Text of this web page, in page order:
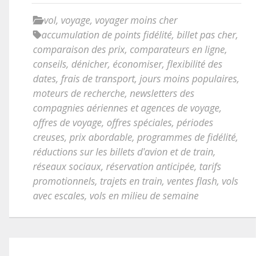
vol, voyage, voyager moins cher
accumulation de points fidélité, billet pas cher,
comparaison des prix, comparateurs en ligne,
conseils, dénicher, économiser, flexibilité des
dates, frais de transport, jours moins populaires,
moteurs de recherche, newsletters des
compagnies aériennes et agences de voyage,
offres de voyage, offres spéciales, périodes
creuses, prix abordable, programmes de fidélité,
réductions sur les billets d'avion et de train,
réseaux sociaux, réservation anticipée, tarifs
promotionnels, trajets en train, ventes flash, vols
avec escales, vols en milieu de semaine